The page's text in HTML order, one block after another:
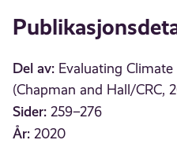
Del av: Evaluating
(Chapman and Hall/CRC,
Sider: 259–276
År: 2020